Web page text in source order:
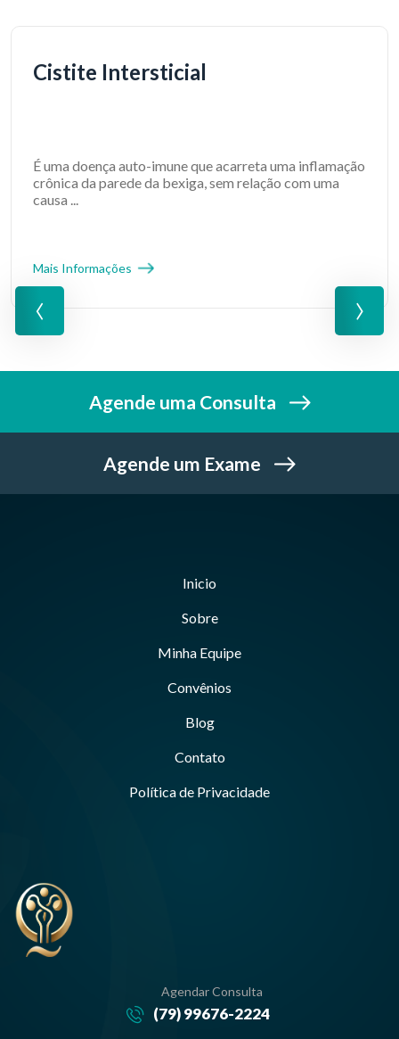
Cistite Intersticial
É uma doença auto-imune que acarreta uma inflamação
crônica da parede da bexiga, sem relação com uma
causa ...
Mais Informações
‹ ›
Agende uma Consulta
Agende um Exame
Inicio
Sobre
Minha Equipe
Convênios
Blog
Contato
Política de Privacidade
Agendar Consulta
(79) 99676-2224